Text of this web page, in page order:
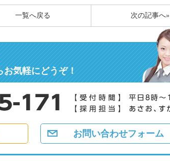
次の記事へ»
一覧へ戻る
お気軽にどうぞ！
お問い合わせフォーム